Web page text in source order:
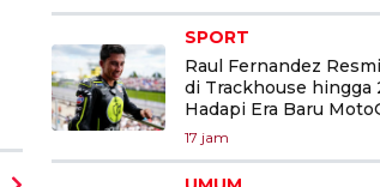
SPORT
Raul Fernandez
di Trackhouse hingga
Hadapi Era Baru
17 jam